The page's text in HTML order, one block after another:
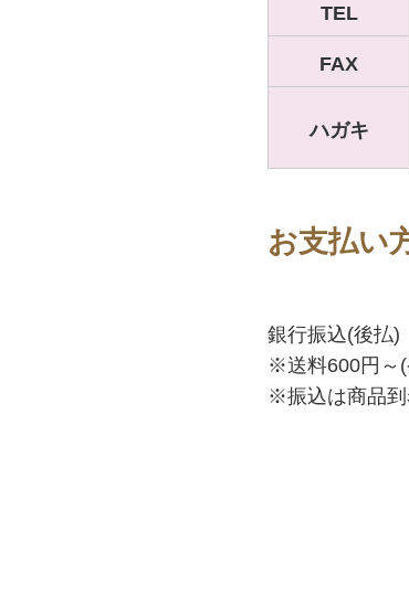
TEL
FAX
ハガキ
お支払い
銀行振込(後払)
※送料600円～(
※振込は商品